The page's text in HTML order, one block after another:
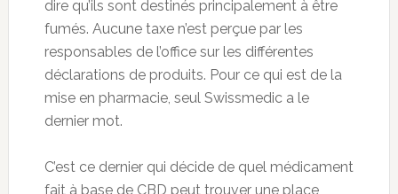
dire qu’ils sont destinés principalement à être
fumés. Aucune taxe n’est perçue par les
responsables de l’office sur les différentes
déclarations de produits. Pour ce qui est de la
mise en pharmacie, seul Swissmedic a le
dernier mot.
C’est ce dernier qui décide de quel médicament
fait à base de CBD peut trouver une place